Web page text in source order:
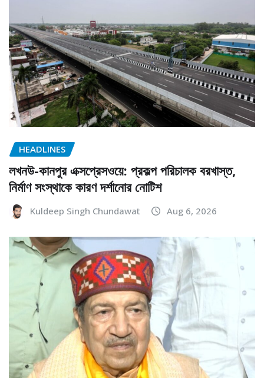
HEADLINES
লখনউ-কানপুর এক্সপ্রেসওয়ে: প্রকল্প পরিচালক বরখাস্ত,
নির্মাণ সংস্থাকে কারণ দর্শানোর নোটিশ
Kuldeep Singh Chundawat Aug 6, 2026